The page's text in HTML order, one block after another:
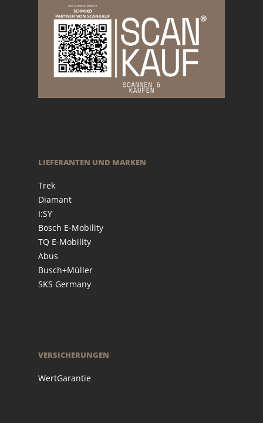
LIEFERANTEN UND MARKEN
Trek
Diamant
I:SY
Bosch E-Mobility
TQ E-Mobility
Abus
Busch+Müller
SKS Germany
VERSICHERUNGEN
WertGarantie